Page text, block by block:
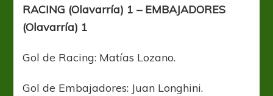
RACING (Olavarría) 1 – EMBAJADORES
(Olavarría) 1
Gol de Racing: Matías Lozano.
Gol de Embajadores: Juan Longhini.